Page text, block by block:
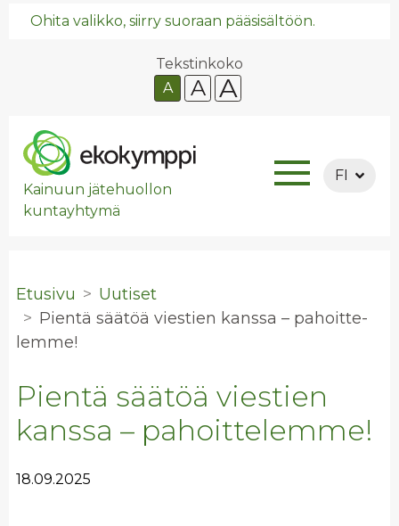
Ohita valikko, siirry suoraan pääsisältöön.
Tekstinkoko
A
A A
Kainuun jätehuollon
kuntayhtymä
FI
Etusivu
Uutiset
Pien­tä sää­töä vies­tien kans­sa – pa­hoit­te­
lem­me!
Pientä säätöä viestien
kanssa – pahoittelemme!
18.09.2025